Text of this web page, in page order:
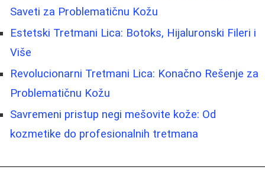
Saveti za Problematičnu Kožu
Estetski Tretmani Lica: Botoks, Hijaluronski Fileri i
Više
Revolucionarni Tretmani Lica: Konačno Rešenje za
Problematičnu Kožu
Savremeni pristup negi mešovite kože: Od
kozmetike do profesionalnih tretmana